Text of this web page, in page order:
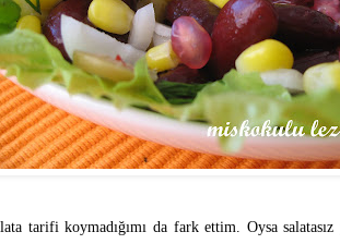
tarifi koymadığımı da fark ettim. Oysa